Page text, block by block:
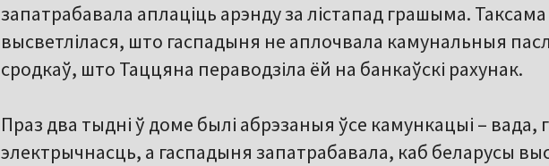
запатрабавала аплаціць арэнду за лістапад грашыма.
высветлілася, што гаспадыня не аплочвала камунальныя
сродкаў, што Таццяна пераводзіла ёй на банкаўскі рахунак.
Праз два тыдні ў доме былі абрэзаныя ўсе камункацыі – вада,
электрычнасць, а гаспадыня запатрабавала, каб беларусы